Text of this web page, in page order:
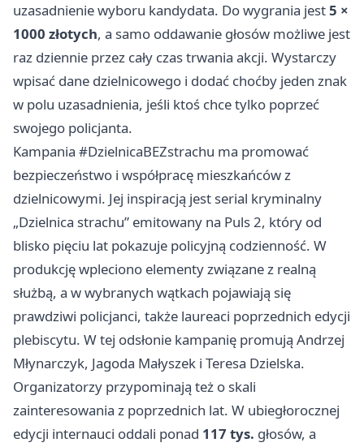
uzasadnienie wyboru kandydata. Do wygrania jest5 ×
1000 złotych, a samo oddawanie głosów możliwe jest
raz dziennie przez cały czas trwania akcji. Wystarczy
wpisać dane dzielnicowego i dodać choćby jeden znak
w polu uzasadnienia, jeśli ktoś chce tylko poprzeć
swojego policjanta.
Kampania #DzielnicaBEZstrachu ma promować
bezpieczeństwo i współpracę mieszkańców z
dzielnicowymi. Jej inspiracją jest serial kryminalny
„Dzielnica strachu” emitowany na Puls 2, który od
blisko pięciu lat pokazuje policyjną codzienność. W
produkcję wpleciono elementy związane z realną
służbą, a w wybranych wątkach pojawiają się
prawdziwi policjanci, także laureaci poprzednich edycji
plebiscytu. W tej odsłonie kampanię promują Andrzej
Młynarczyk, Jagoda Małyszek i Teresa Dzielska.
Organizatorzy przypominają też o skali
zainteresowania z poprzednich lat. W ubiegłorocznej
edycji internauci oddali ponad 117 tys. głosów, a